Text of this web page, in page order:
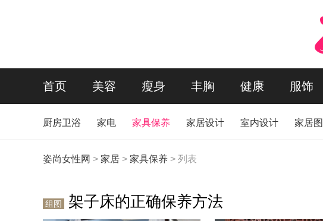
首页 美容 瘦身 丰胸 健康 服饰
厨房卫浴 家电 家具保养 家居设计 室内设计 家居
姿尚女性网 > 家居 > 家具保养 > 列表
组图 架子床的正确保养方法